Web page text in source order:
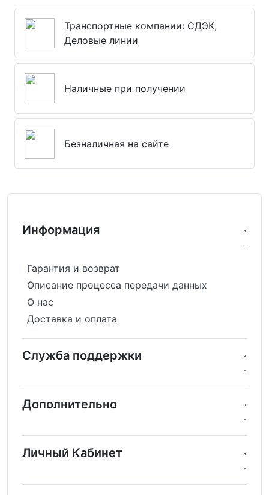
Транспортные компании: СДЭК,
Деловые линии
Наличные при получении
Безналичная на сайте
Информация
Гарантия и возврат
Описание процесса передачи данных
О нас
Доставка и оплата
Служба поддержки
Дополнительно
Личный Кабинет